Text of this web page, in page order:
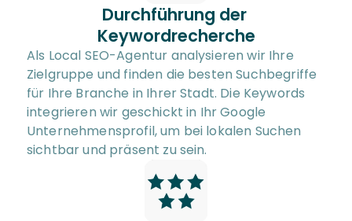
Durchführung der
Keywordrecherche
Als Local SEO-Agentur analysieren wir Ihre
Zielgruppe und finden die besten Suchbegriffe
für Ihre Branche in Ihrer Stadt. Die Keywords
integrieren wir geschickt in Ihr Google
Unternehmensprofil, um bei lokalen Suchen
sichtbar und präsent zu sein.